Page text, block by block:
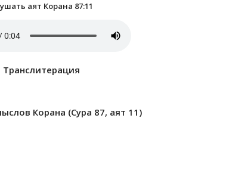
аят Корана 87:11
Транслитерация
Корана (Сура 87, аят 11)